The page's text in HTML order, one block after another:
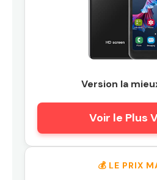
Version la
Voir le Plus
💰 LE PRIX